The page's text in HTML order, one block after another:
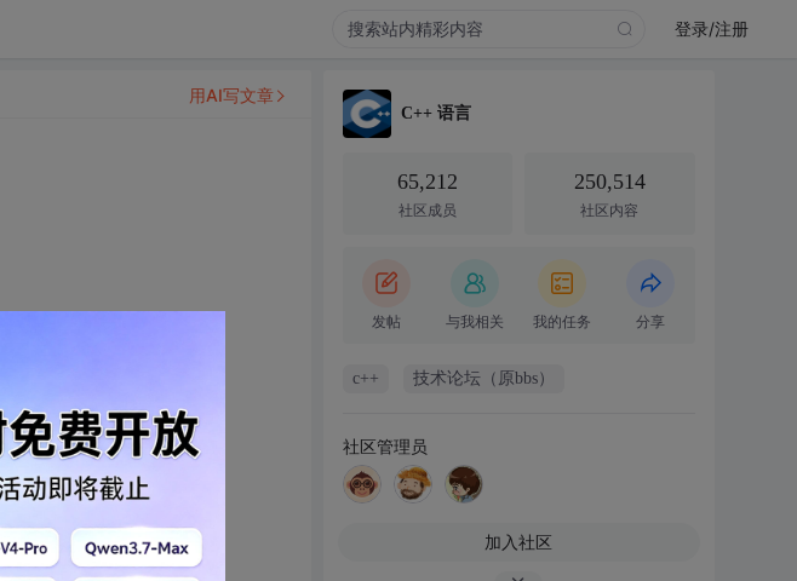
登录/注册
用AI写文章
C++ 语言
65,212
社区成员
250,514
社区内容
发帖 与我相关 我的任务 分享
c++ 技术论坛（原bbs）
社区管理员
加入社区